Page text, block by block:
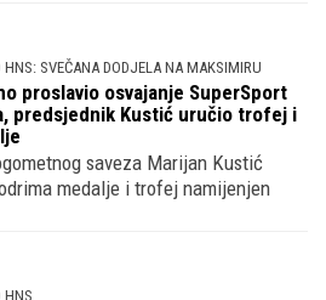
HNS: SVEČANA DODJELA NA MAKSIMIRU
proslavio osvajanje SuperSport
predsjednik Kustić uručio trofej i
saveza Marijan Kustić
medalje i trofej namijenjen
HNS